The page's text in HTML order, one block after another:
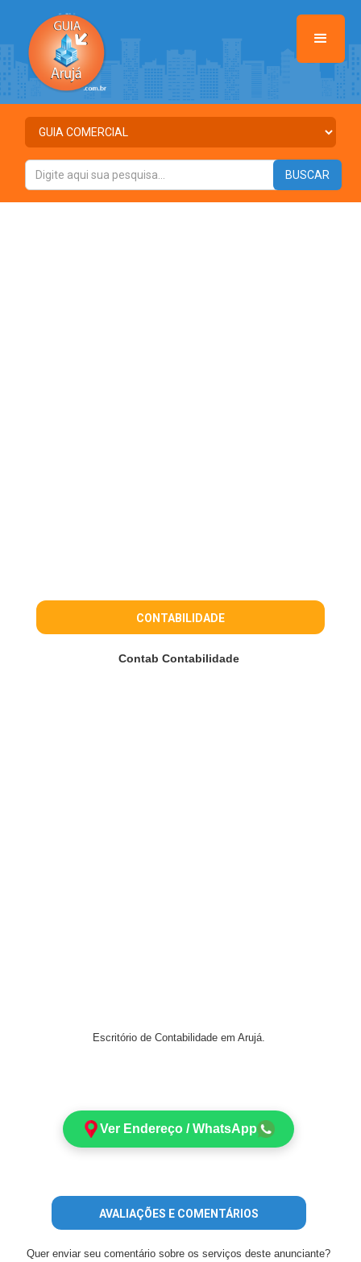
CONTABILIDADE
Contab Contabilidade
Escritório de Contabilidade em Arujá.
Ver Endereço / WhatsApp
AVALIAÇÕES E COMENTÁRIOS
Quer enviar seu comentário sobre os serviços deste anunciante?